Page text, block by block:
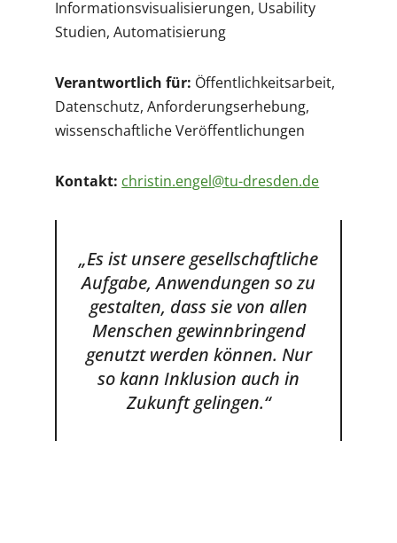
Informationsvisualisierungen, Usability
Studien, Automatisierung
Verantwortlich für: Öffentlichkeitsarbeit,
Datenschutz, Anforderungserhebung,
wissenschaftliche Veröffentlichungen
Kontakt: christin.engel@tu-dresden.de
„Es ist unsere gesellschaftliche
Aufgabe, Anwendungen so zu
gestalten, dass sie von allen
Menschen gewinnbringend
genutzt werden können. Nur
so kann Inklusion auch in
Zukunft gelingen.“